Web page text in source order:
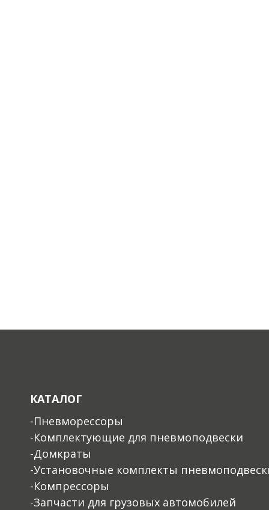
КАТАЛОГ
-Пневморессоры
-Комплектующие для пневмоподвески
-Домкраты
-Установочные комплекты
-Компрессоры
-Запчасти для грузовых автомобилей